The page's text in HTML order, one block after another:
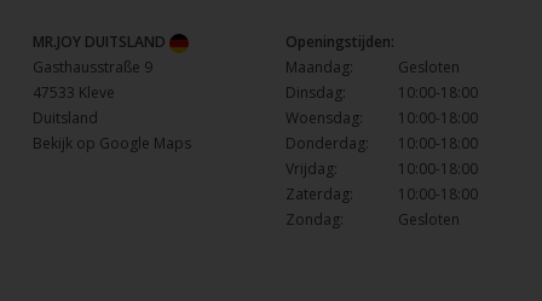
MR.JOY DUITSLAND
Gasthausstraße 9
47533 Kleve
Duitsland
Bekijk op Google Maps
Openingstijden:
Maandag:
Gesloten
Dinsdag:
10:00-18:00
Woensdag:
10:00-18:00
Donderdag:
10:00-18:00
Vrijdag:
10:00-18:00
Zaterdag:
10:00-18:00
Zondag:
Gesloten